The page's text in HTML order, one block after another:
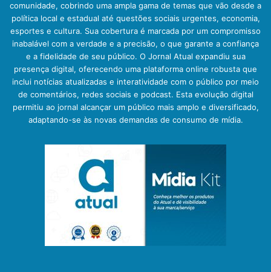
comunidade, cobrindo uma ampla gama de temas que vão desde a
política local e estadual até questões sociais urgentes, economia,
esportes e cultura. Sua cobertura é marcada por um compromisso
inabalável com a verdade e a precisão, o que garante a confiança
e a fidelidade de seu público. O Jornal Atual expandiu sua
presença digital, oferecendo uma plataforma online robusta que
inclui notícias atualizadas e interatividade com o público por meio
de comentários, redes sociais e podcast. Esta evolução digital
permitiu ao jornal alcançar um público mais amplo e diversificado,
adaptando-se às novas demandas de consumo de mídia.